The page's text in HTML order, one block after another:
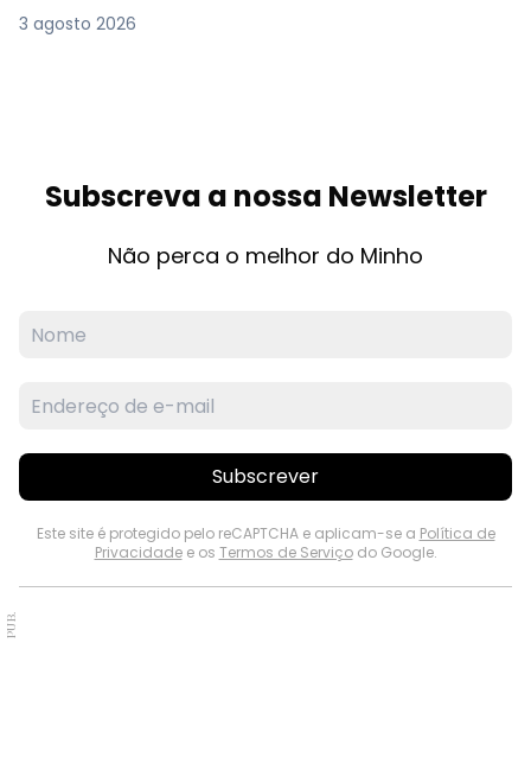
3 agosto 2026
Subscreva a nossa Newsletter
Não perca o melhor do Minho
Subscrever
Este site é protegido pelo reCAPTCHA e aplicam-se a Política de
Privacidadee os Termos de Serviçodo Google.
PUB.